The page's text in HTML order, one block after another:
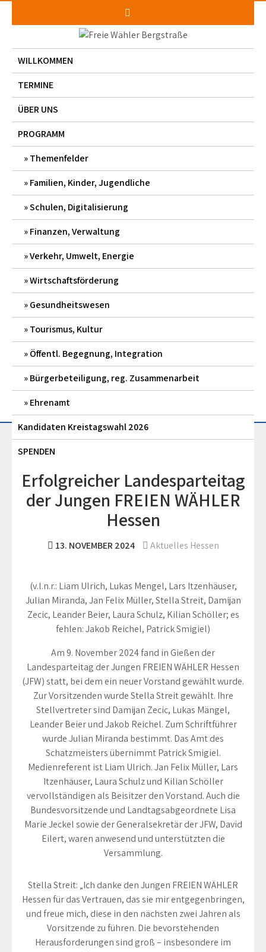
WILLKOMMEN
TERMINE
ÜBER UNS
PROGRAMM
Themenfelder
Familien, Kinder, Jugendliche
Schulen, Digitalisierung
Finanzen, Verwaltung
Verkehr, Umwelt, Energie
Wirtschaftsförderung
Gesundheitswesen
Tourismus, Kultur
Öffentl. Begegnung, Integration
Bürgerbeteiligung, reg. Zusammenarbeit
Ehrenamt
Kandidaten Kreistagswahl 2026
SPENDEN
Erfolgreicher Landesparteitag
der Jungen FREIEN WÄHLER
Hessen
13. NOVEMBER 2024 Aktuelles Hessen
(v.l.n.r.: Liam Ulrich, Lukas Mengel, Lars Itzenhäuser,
Julian Miranda, Jan Felix Müller, Stella Streit, Damijan
Zecic, Leander Beier, Laura Schulz, Kilian Schöller; es
fehlen: Jakob Reichel, Patrick Smigiel)
Am 9. November 2024 fand in Gießen der
Landesparteitag der Jungen FREIEN WÄHLER Hessen
(JFW) statt, bei dem ein neuer Vorstand gewählt wurde.
Zur Vorsitzenden wurde Stella Streit gewählt. Ihre
Stellvertreter sind Damijan Zecic, Lukas Mängel,
Leander Beier und Jakob Reichel. Zum Schriftführer
wurde Julian Miranda bestimmt. Das Amt des
Schatzmeisters übernimmt Patrick Smigiel.
Medienreferent ist Liam Ulrich. Jan Felix Müller, Lars
Itzenhäuser, Laura Schulz und Kilian Schöller
vervollständigen als Beisitzer den Vorstand. Auch die
Bundesvorsitzende und Landtagsabgeordnete Lisa
Marie Jeckel sowie der Generalsekretär der JFW, David
Eilert, waren anwesend und unterstützten die
Versammlung.
Stella Streit: „Ich danke den Jungen FREIEN WÄHLER
Hessen für das Vertrauen, das sie mir entgegenbringen,
und freue mich, diese in den nächsten zwei Jahren als
Vorsitzende zu führen. Die bevorstehenden
Herausforderungen sind groß – insbesondere im